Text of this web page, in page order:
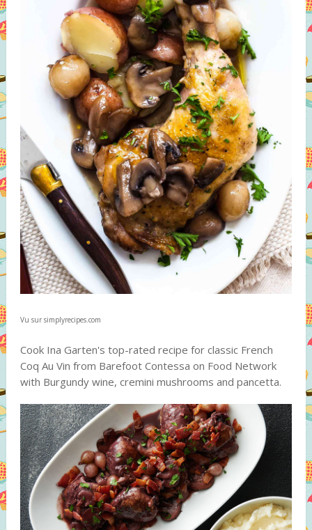
Vu sur simplyrecipes.com
Cook Ina Garten's top-rated recipe for classic French
Coq Au Vin from Barefoot Contessa on Food Network
with Burgundy wine, cremini mushrooms and pancetta.